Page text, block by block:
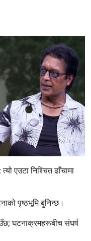
एउटा निश्चित ढाँचामा
पृष्ठभूमि बुनिन्छ।
घटनाक्रमहरूबीच संघर्ष